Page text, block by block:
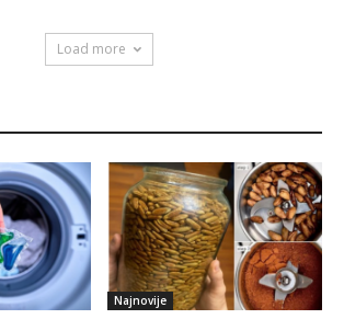
Load more
Najnovije